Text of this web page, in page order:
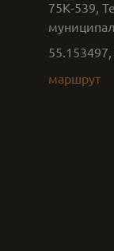
75К-539,
55.153497,
маршрут